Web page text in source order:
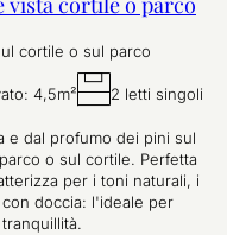
cortile o sul parco
4,5m² 2 letti singoli
e dal profumo dei pini sul
o sul cortile. Perfetta
per i toni naturali, i
doccia: l'ideale per